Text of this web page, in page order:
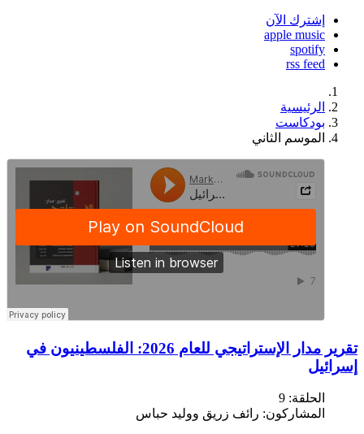
إشترك الآن
apple music
spotify
rss feed
الرئيسية
بودكاست
الموسم الثاني
تقرير مدار الإستراتيجي للعام 2026: الفلسطينيون في
إسرائيل
الحلقة: 9
المشاركون: رائف زريق ووليد حباس